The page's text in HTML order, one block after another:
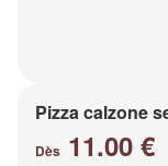
Pizza calzone
Dès 11.00 €